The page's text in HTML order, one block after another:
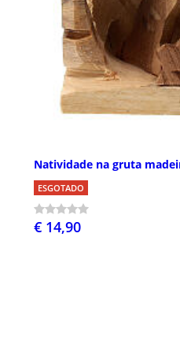
Natividade na gruta
ESGOTADO
€ 14,90